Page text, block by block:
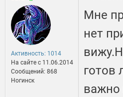
Активность: 1014
На сайте c 11.06.2014
Сообщений: 868
Ногинск
Мне
нет
готов
важно